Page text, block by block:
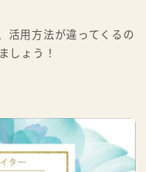
活用方法が違ってくるの
しょう！